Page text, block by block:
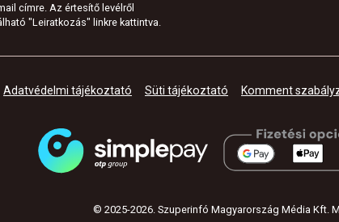
címre. Az értesítő levélről
"Leiratkozás" linkre kattintva.
Adatvédelmi tájékoztató Süti tájékoztató Komment
© 2025-2026. Szuperinfó Magyarország Média Kft.